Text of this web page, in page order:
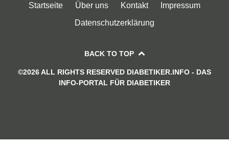
Startseite Über uns Kontakt
Impressum
Datenschutzerklärung
BACK TO TOP
©2026 ALL RIGHTS RESERVED DIABETIKER.INFO - DAS
INFO-PORTAL FÜR DIABETIKER